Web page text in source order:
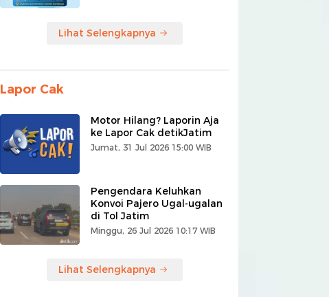
Lihat Selengkapnya
Lapor Cak
Motor Hilang? Laporin Aja
ke Lapor Cak detikJatim
Jumat, 31 Jul 2026 15:00 WIB
Pengendara Keluhkan
Konvoi Pajero Ugal-ugalan
di Tol Jatim
Minggu, 26 Jul 2026 10:17 WIB
Lihat Selengkapnya